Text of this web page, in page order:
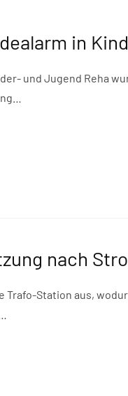
in
und Jugend Reha
nach
Trafo-Station aus,